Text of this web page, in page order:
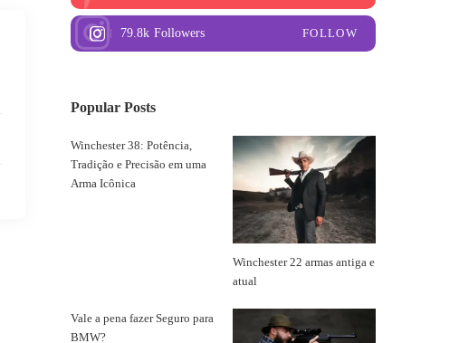
79.8k Followers FOLLOW
Popular Posts
Winchester 38: Potência,
Tradição e Precisão em uma
Arma Icônica
Winchester 22 armas antiga e
atual
Vale a pena fazer Seguro para
BMW?